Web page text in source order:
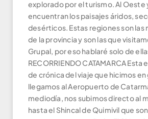
explorado por el turismo. Al Oeste
encuentran los paisajes áridos,
desérticos. Estas regiones son las
de la provincia y son las que
Grupal, por eso hablaré solo de
RECORRIENDO CATAMARCA Esta
de crónica del viaje que hicimos en
llegamos al Aeropuerto de
mediodía, nos subimos directo al
hasta el Shincal de Quimivil que